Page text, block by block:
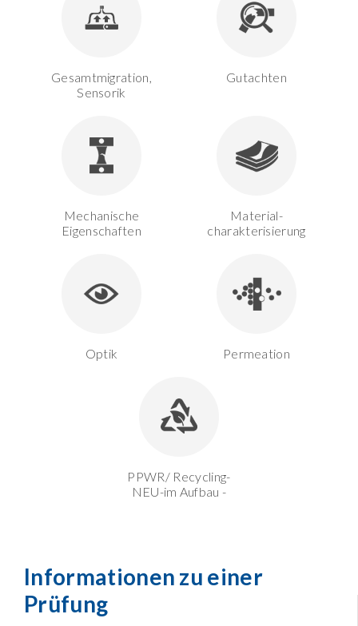
Gesamtmigration,
Sensorik
Gutachten
Mechanische
Eigenschaften
Material-
charakterisierung
Optik Permeation
PPWR/ Recycling-
NEU-im Aufbau -
Informationen zu einer
Prüfung